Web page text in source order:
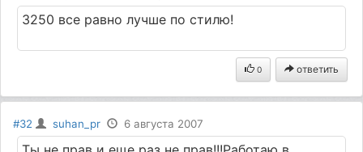
3250 все равно лучше по стилю!
0 ответить
#32 suhan_pr 6 августа 2007